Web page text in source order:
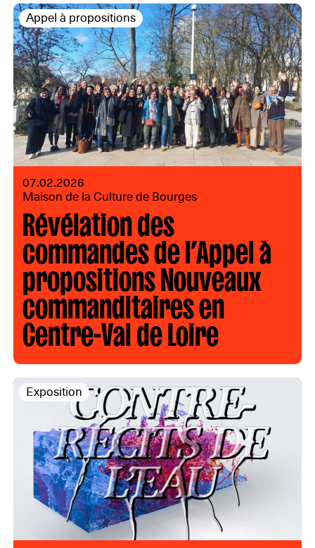
Appel à propositions
07.02.2026
Maison de la Culture de Bourges
Révélation des
commandes de l’Appel à
propositions Nouveaux
commanditaires en
Centre-Val de Loire
Exposition